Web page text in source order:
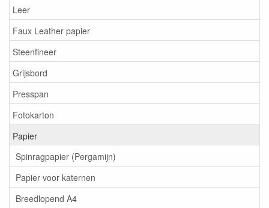
Leer
Faux Leather papier
Steenfineer
Grijsbord
Presspan
Fotokarton
Papier
Spinragpapier (Pergamijn)
Papier voor katernen
Breedlopend A4